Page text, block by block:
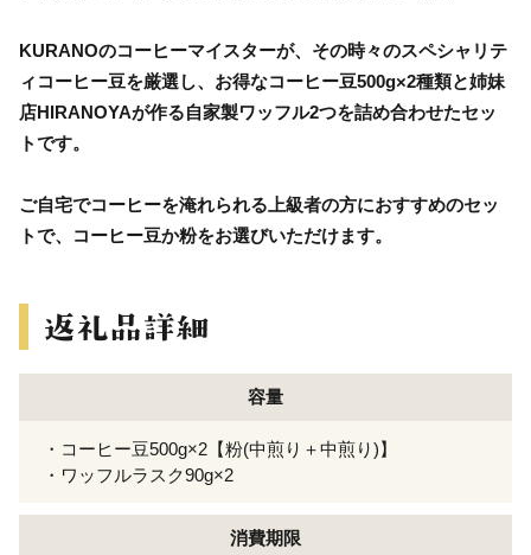
KURANOのコーヒーマイスターが、その時々のスペシャリテ
ィコーヒー豆を厳選し、お得なコーヒー豆500g×2種類と姉妹
店HIRANOYAが作る自家製ワッフル2つを詰め合わせたセッ
トです。
ご自宅でコーヒーを淹れられる上級者の方におすすめのセッ
トで、コーヒー豆か粉をお選びいただけます。
容量
・コーヒー豆500g×2【粉(中煎り＋中煎り)】
・ワッフルラスク90g×2
消費期限